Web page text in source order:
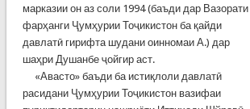
марказии он аз соли 1994 (баъди дар Ва­­зо­ра­ти
фарҳанги Ҷум­ҳу­рии Тоҷикистон ба қайди
давлатӣ гирифта шудани оин­но­маи А.) дар
шаҳри Душанбе ҷойгир аст.
«Авасто» баъди ба истиқлоли давлатӣ
расидани Ҷумҳу­рии То­ҷи­кистон вазифаи